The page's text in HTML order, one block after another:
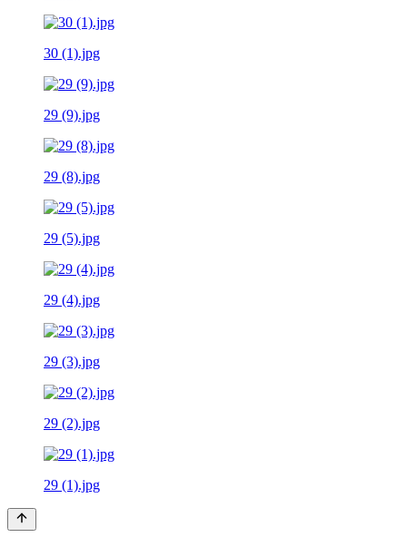
30 (1).jpg
29 (9).jpg
29 (8).jpg
29 (5).jpg
29 (4).jpg
29 (3).jpg
29 (2).jpg
29 (1).jpg